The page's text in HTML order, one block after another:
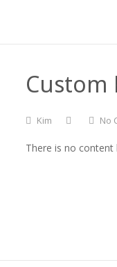
Custom
Kim No
There is no content